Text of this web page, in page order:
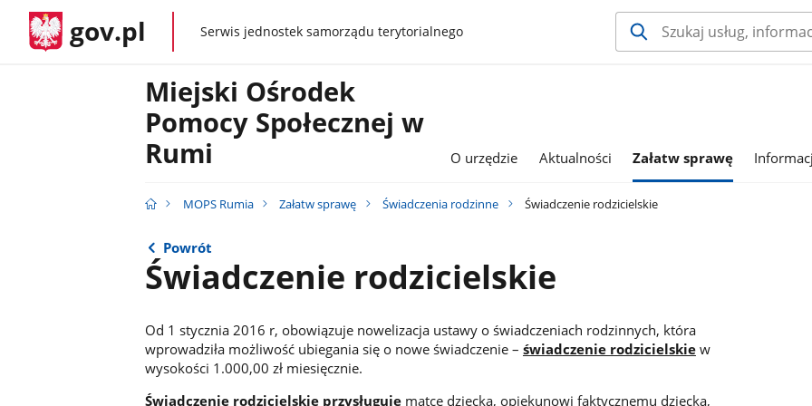
gov.pl gov.plSerwis jednostek samorządu terytorialnego
Miejski Ośrodek
Pomocy Społecznej w
Rumi
O urzędzie Aktualności Załatw sprawę
MOPS Rumia Załatw sprawę Świadczenia rodzinne Świadczenie rodzicielskie
Powrót
Świadczenie rodzicielskie
Od 1 stycznia 2016 r, obowiązuje nowelizacja ustawy o świadczeniach rodzinnych, która
wprowadziła możliwość ubiegania się o nowe świadczenie – świadczenie rodzicielskiew
wysokości 1.000,00 zł miesięcznie.
Świadczenie rodzicielskie przysługuje matce dziecka, opiekunowi faktycznemu dziecka,